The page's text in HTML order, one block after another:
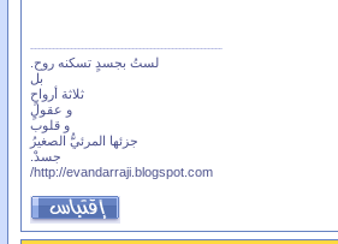
لستُ بجسدٍ تسكنه روح.
بل
ثلاثة أرواحٍ
و عقولٍ
و قلوب
جزئها المرئيُّ الصغيرُ
جسدْ.
http://evandarraji.blogspot.com/